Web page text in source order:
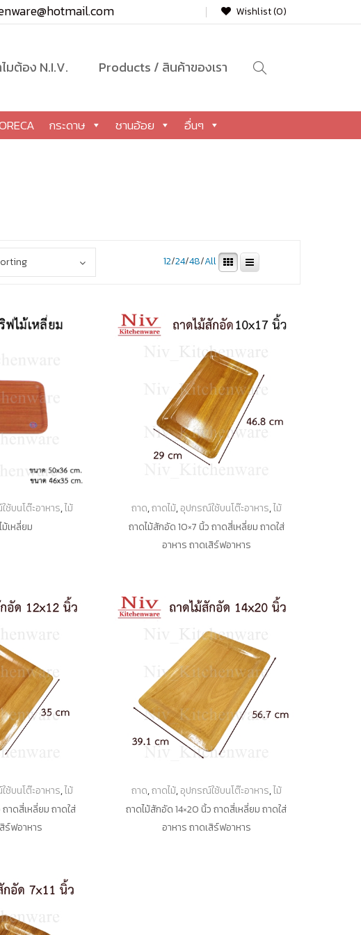
Wishlist (0)
มต้อง N.I.V. Products / สินค้าของเรา
กระดาษ ชานอ้อย อื่นๆ
12/24/48/All
ช้บนโต๊ะอาหาร,ไม้
เหลี่ยม
ถาด,ถาดไม้,อุปกรณ์ใช้บนโต๊ะอาหาร,ไม้
ถาดไม้สักอัด 10×7 นิ้ว ถาดสี่เหลี่ยม ถาดใส่
อาหาร ถาดเสิร์ฟอาหาร
ช้บนโต๊ะอาหาร,ไม้
ถาดสี่เหลี่ยม ถาดใส่
ร์ฟอาหาร
ถาด,ถาดไม้,อุปกรณ์ใช้บนโต๊ะอาหาร,ไม้
ถาดไม้สักอัด 14×20 นิ้ว ถาดสี่เหลี่ยม ถาดใส่
อาหาร ถาดเสิร์ฟอาหาร